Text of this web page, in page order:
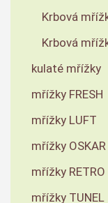
Krbová
Krbová
kulaté mřížky
mřížky FRESH
mřížky LUFT
mřížky OSKAR
mřížky RETRO
mřížky TUNEL